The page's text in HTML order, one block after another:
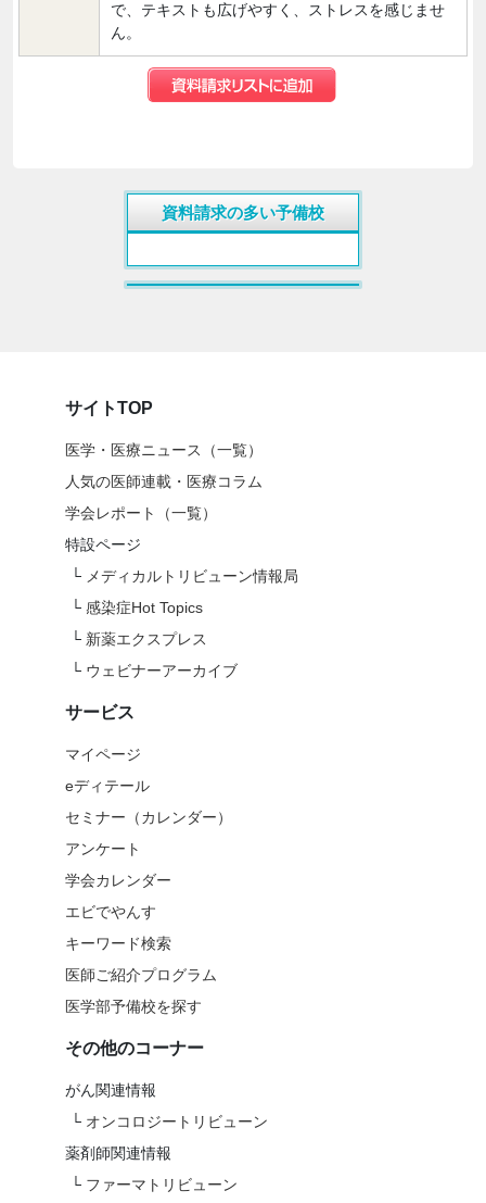
で、テキストも広げやすく、ストレスを感じませ
ん。
資料請求の多い予備校
サイトTOP
医学・医療ニュース（一覧）
人気の医師連載・医療コラム
学会レポート（一覧）
特設ページ
└ メディカルトリビューン情報局
└ 感染症Hot Topics
└ 新薬エクスプレス
└ ウェビナーアーカイブ
サービス
マイページ
eディテール
セミナー（カレンダー）
アンケート
学会カレンダー
エビでやんす
キーワード検索
医師ご紹介プログラム
医学部予備校を探す
その他のコーナー
がん関連情報
└ オンコロジートリビューン
薬剤師関連情報
└ ファーマトリビューン